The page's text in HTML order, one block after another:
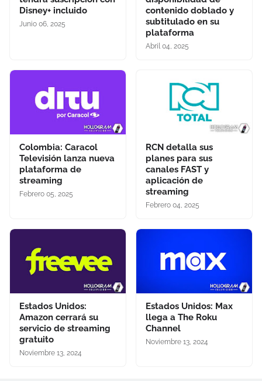
Disney+ incluido
Junio 06, 2025
contenido doblado y
subtitulado en su
plataforma
Abril 04, 2025
Colombia: Caracol
Televisión lanza nueva
plataforma de
streaming
Febrero 05, 2025
RCN detalla sus
planes para sus
canales FAST y
aplicación de
streaming
Febrero 04, 2025
Estados Unidos:
Amazon cerrará su
servicio de streaming
gratuito
Noviembre 13, 2024
Estados Unidos: Max
llega a The Roku
Channel
Noviembre 13, 2024